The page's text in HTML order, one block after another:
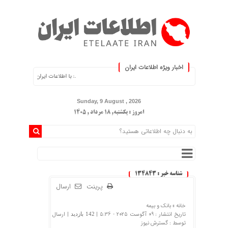
اخبار ویژه اطلاعات ایران
.: با اطلاعات ایران، اطلاعات خود را به‌روز
Sunday, 9 August , 2026
امروز : یکشنبه, ۱۸ مرداد , ۱۴۰۵
شناسه خبر : 134843
ارسال پرینت
خانه »بانک و بیمه
تاریخ انتشار : 09 آگوست 2025 - 5:36 |
142 بازدید
| ارسال
توسط : گسترش نیوز